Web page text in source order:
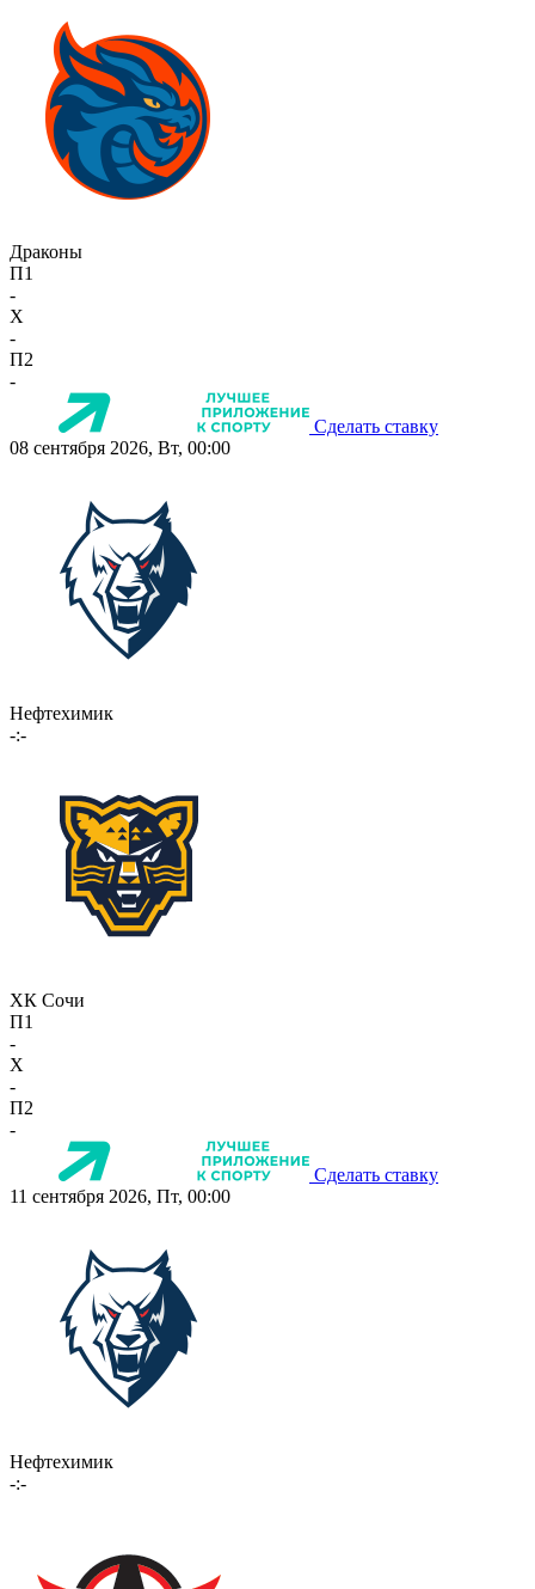
Драконы
П1
-
X
-
П2
-
Сделать ставку
08 сентября 2026, Вт, 00:00
Нефтехимик
-:-
ХК Сочи
П1
-
X
-
П2
-
Сделать ставку
11 сентября 2026, Пт, 00:00
Нефтехимик
-:-